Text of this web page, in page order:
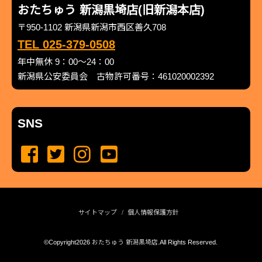
おたちゅう 新潟黒埼店(旧新潟本店)
〒950-1102 新潟県新潟市西区善久708
TEL 025-379-0508
年中無休 9：00～24：00
新潟県公安委員会 古物許可番号：461020002392
SNS
サイトマップ 個人情報保護方針
©Copyright2026 おたちゅう 新潟黒埼店 .All Rights Reserved.